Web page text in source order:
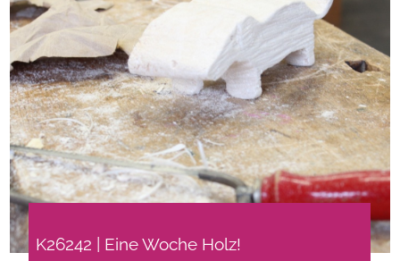
K26242 | Eine Woche Holz!